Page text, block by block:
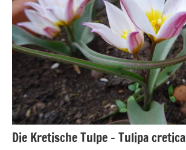
Die Kretische Tulpe – Tulipa cretica